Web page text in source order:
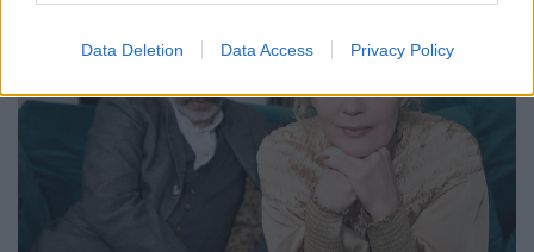
Data Deletion Data Access Privacy Policy